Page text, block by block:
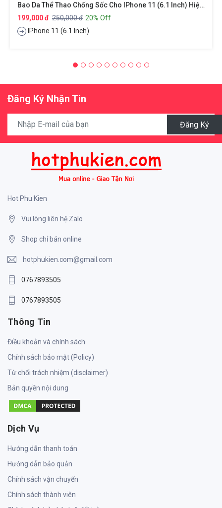
Bao Da Thể Thao Chống Sốc Cho IPhone 11 (6.1 Inch) Hiệu HOTCASE DZGoGo Zen Series Có Ngăn Đựng Thẻ Card ATM Visit Cao Cấp Bảo Vệ Toàn Diện 360 Độ, Smartsleep Thông Minh
199,000 đ 250,000 đ 20% Off
IPhone 11 (6.1 Inch)
Đăng Ký Nhận Tin
Đăng Ký
Hot Phu Kien
Vui lòng liên hệ Zalo
Shop chỉ bán online
hotphukien.com@gmail.com
0767893505
0767893505
Thông Tin
Điều khoản và chính sách
Chính sách bảo mật (Policy)
Từ chối trách nhiệm (disclaimer)
Bản quyền nội dung
Dịch Vụ
Hướng dẫn thanh toán
Hướng dẫn bảo quản
Chính sách vận chuyển
Chính sách thành viên